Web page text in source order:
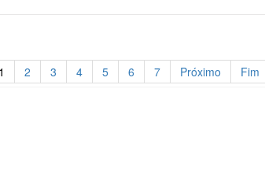
1 2 3 4 5 6 7 Próximo Fim